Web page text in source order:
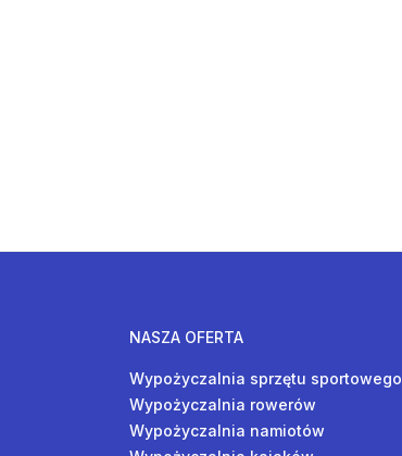
NASZA OFERTA
Wypożyczalnia sprzętu sportowego
Wypożyczalnia rowerów
Wypożyczalnia namiotów